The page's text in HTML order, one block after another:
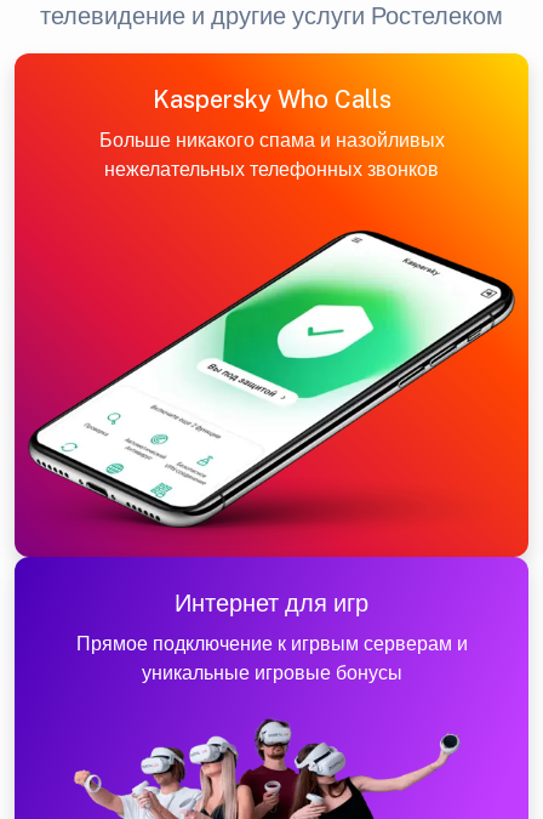
телевидение и другие услуги Ростелеком
Kaspersky Who Calls
Больше никакого спама и назойливых
нежелательных телефонных звонков
Интернет для игр
Прямое подключение к игрвым серверам и
уникальные игровые бонусы